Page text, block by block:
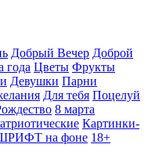
Добрый Вечер Доброй
года Цветы Фрукты
Девушки Парни
Для тебя Поцелуй
8 марта
Картинки-
на фоне 18+